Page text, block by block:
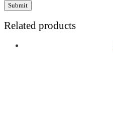
Related products